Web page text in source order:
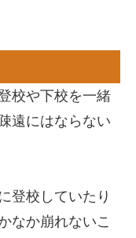
校や下校を一緒
遠にはならない
登校していたり
なか崩れないこ